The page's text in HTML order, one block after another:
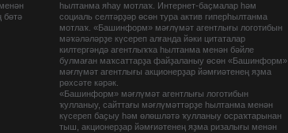
бөтә
һылтанма яһау мотлаҡ. Интернет-баҫмалар һәм
социаль селтәрҙәр өсөн тура актив гиперһылтанма
мотлаҡ. «Башинформ» мәғлүмәт агентлығы логотибын
мәҡәләләрҙе күсереп алғанда йәки цитаталар
килтергәндә агентлыҡҡа һылтанма менән бәйле
булмаған маҡсаттарҙа файҙаланыу өсөн «Башинформ»
мәғлүмәт агентлығы акционерҙар йәмғиәтенең яҙма
рөхсәте кәрәк.
«Башинформ» мәғлүмәт агентлығы логотибын
ҡулланыу, сайттағы мәғлүмәттәрҙе һылтанма менән
күсереп баҫыу һәм өлөшләтә ҡулланыу осраҡтарынан
тыш, акционерҙар йәмғиәтенең яҙма ризалығы менән